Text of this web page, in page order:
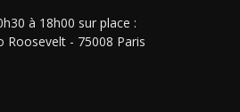
à 18h00 sur place :
Roosevelt - 75008 Paris